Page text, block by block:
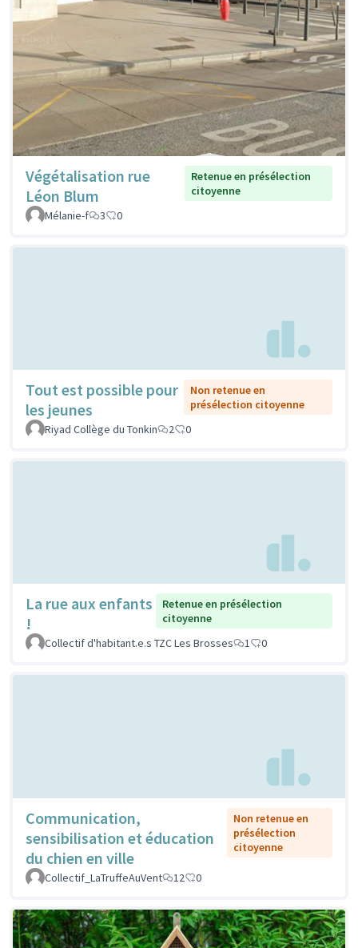
Végétalisation rue
Léon Blum
Retenue en présélection
citoyenne
Mélanie-f
3 0
Tout est possible pour
les jeunes
Non retenue en
présélection citoyenne
Riyad Collège du Tonkin
2 0
La rue aux enfants
!
Retenue en présélection
citoyenne
Collectif d'habitant.e.s TZC Les Brosses
1 0
Communication,
sensibilisation et éducation
du chien en ville
Non retenue en
présélection
citoyenne
Collectif_LaTruffeAuVent 12 0